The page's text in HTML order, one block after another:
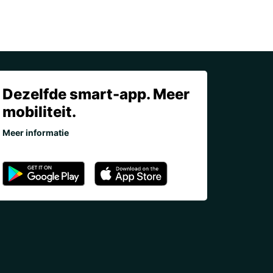
Dezelfde smart-app. Meer
mobiliteit.
Meer informatie